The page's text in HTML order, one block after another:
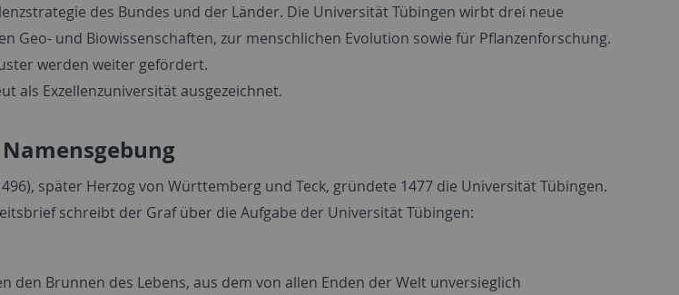
des Bundes und der Länder. Die Universität Tübingen wirbt drei neue
Geo- und Biowissenschaften, zur menschlichen Evolution sowie für Pflanzenforschung.
werden weiter gefördert.
als Exzellenzuniversität ausgezeichnet.
später Herzog von Württemberg und Teck, gründete 1477 die Universität Tübingen.
schreibt der Graf über die Aufgabe der Universität Tübingen:
den Brunnen des Lebens, aus dem von allen Enden der Welt unversieglich